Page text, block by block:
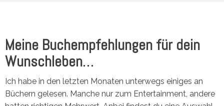
Meine Buchempfehlungen für dein
Wunschleben…
Ich habe in den letzten Monaten unterwegs einiges an
Büchern gelesen. Manche nur zum Entertainment, andere